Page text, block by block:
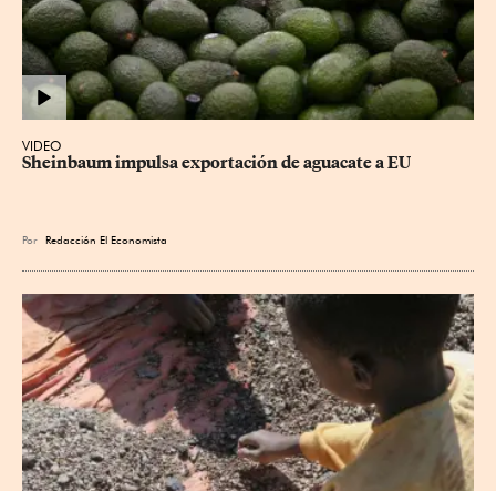
VIDEO
Sheinbaum impulsa exportación de aguacate a EU
Por Redacción El Economista